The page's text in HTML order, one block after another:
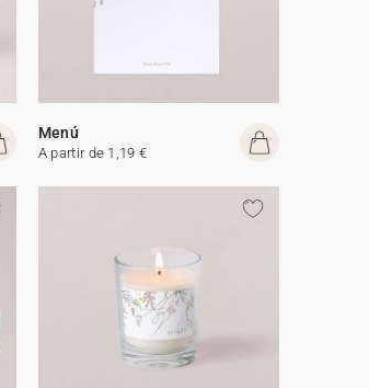
Menú
A partir de 1,19 €